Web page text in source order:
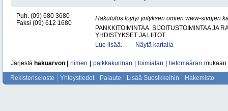
Puh. (09) 680 3680
Faksi (09) 612 1680
Hakutulos löytyi yrityksen omien www-sivujen
PANKKITOIMINTAA, SIJOITUSTOIMINTAA JA
YHDISTYKSET JA LIITOT
Lue lisää..
Näytä kartalla
Järjestä hakuarvon nimen paikkakunnan toimialan tietomäärän mukaan
Rekisteriseloste Yhteystiedot Palaute Lisää Suosikkeihin Hakemisto